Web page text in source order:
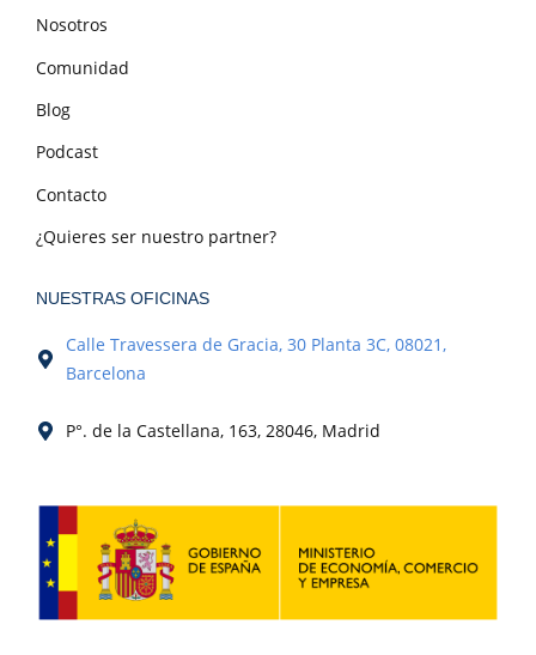
Nosotros
Comunidad
Blog
Podcast
Contacto
¿Quieres ser nuestro partner?
NUESTRAS OFICINAS
Calle Travessera de Gracia, 30 Planta 3C, 08021,
Barcelona
P°. de la Castellana, 163, 28046, Madrid